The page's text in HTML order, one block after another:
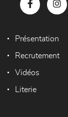
Présentation
Recrutement
Vidéos
Literie